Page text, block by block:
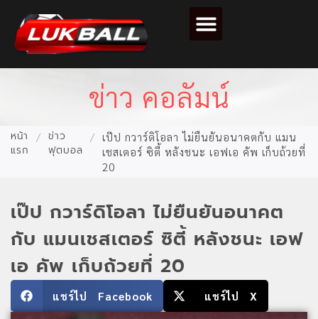
ข่าว คอลัมน์
หน้า
แรก
/ ข่าว
ฟุตบอล
/
เป๊ป กวาร์ดิโอลา ไม่ยืนยันอนาคตกับ แมน
เชสเตอร์ ซิตี้ หลังชนะ เอฟเอ คัพ เก็บถ้วยที่
20
เป๊ป กวาร์ดิโอลา ไม่ยืนยันอนาคต
กับ แมนเชสเตอร์ ซิตี้ หลังชนะ เอฟ
เอ คัพ เก็บถ้วยที่ 20
แชร์ไป Facebook แชร์ไป X